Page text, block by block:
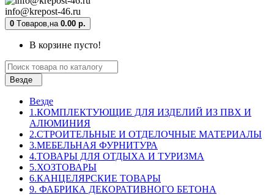
info@krepost-46.ru
0 Tоваров, на 0.00 р.
В корзине пусто!
Везде
Везде
1.КОМПЛЕКТУЮЩИЕ ДЛЯ ИЗДЕЛИЙ ИЗ ПВХ И
АЛЮМИНИЯ
2.СТРОИТЕЛЬНЫЕ И ОТДЕЛОЧНЫЕ МАТЕРИАЛЫ
3.МЕБЕЛЬНАЯ ФУРНИТУРА
4.ТОВАРЫ ДЛЯ ОТДЫХА И ТУРИЗМА
5.ХОЗТОВАРЫ
6.КАНЦЕЛЯРСКИЕ ТОВАРЫ
9. ФАБРИКА ДЕКОРАТИВНОГО БЕТОНА